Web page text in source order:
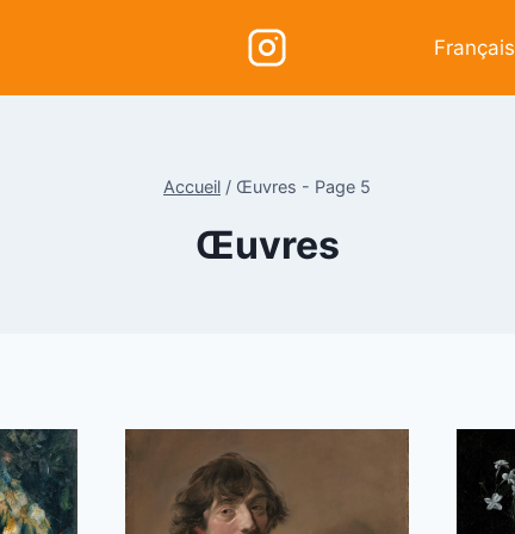
Français
Accueil / Œuvres - Page 5
Œuvres